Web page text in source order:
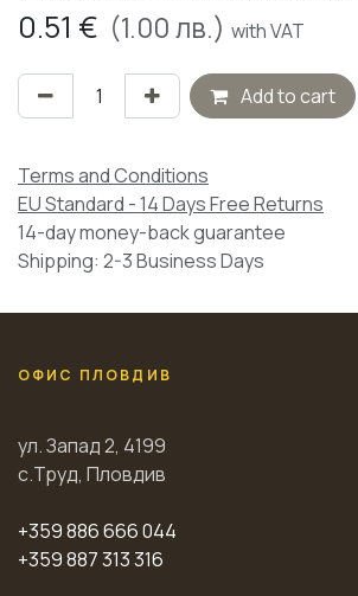
0.51 € (1.00лв.) with VAT
Add to cart
Terms and Conditions
EU Standard - 14 Days Free Returns
14-day money-back guarantee
Shipping: 2-3 Business Days
ОФИС ПЛОВДИВ
ул. Запад 2, 4199
с.Труд, Пловдив
+359 886 666 044
+359 887 313 316